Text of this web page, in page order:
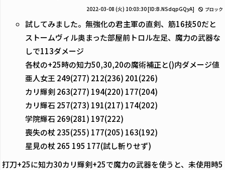
2022-03-08 (火) 10:03:30[ID:B.NSdqpGQyA] ブロック
試してみました。無強化の君主軍の直剣、筋16技50だと
ストームヴィル奥まった部屋前トロル左足、魔力の武器な
しで113ダメージ
各杖の+25時の知力50,30,20の魔術補正と()内ダメージ値
亜人女王 249(277) 212(236) 201(226)
カリ輝剣 263(277) 194(220) 177(204)
カリ輝石 257(273) 191(217) 174(202)
学院輝石 269(281) 197(222)
喪失の杖 235(255) 177(205) 163(192)
星見の杖 265 195 177(試し斬りせず)
打刀+25に知力30カリ輝剣+25で魔力の武器を使うと、未使用時5